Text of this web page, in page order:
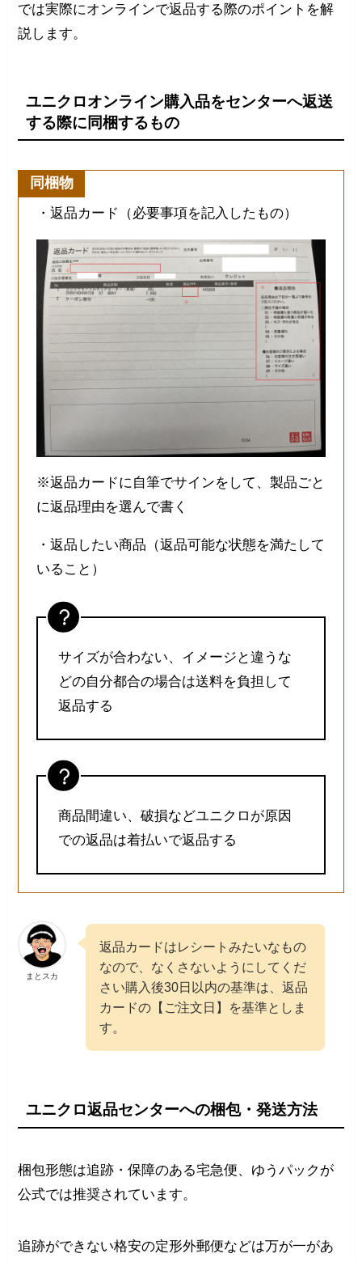
では実際にオンラインで返品する際のポイントを解
説します。
ユニクロオンライン購入品をセンターへ返送
する際に同梱するもの
同梱物
・返品カード（必要事項を記入したもの）
※返品カードに自筆でサインをして、製品ごと
に返品理由を選んで書く
・返品したい商品（返品可能な状態を満たして
いること）
サイズが合わない、イメージと違うな
どの自分都合の場合は送料を負担して
返品する
商品間違い、破損などユニクロが原因
での返品は着払いで返品する
まとスカ
返品カードはレシートみたいなもの
なので、なくさないようにしてくだ
さい購入後30日以内の基準は、返品
カードの【ご注文日】を基準としま
す。
ユニクロ返品センターへの梱包・発送方法
梱包形態は追跡・保障のある宅急便、ゆうパックが
公式では推奨されています。
追跡ができない格安の定形外郵便などは万が一があ